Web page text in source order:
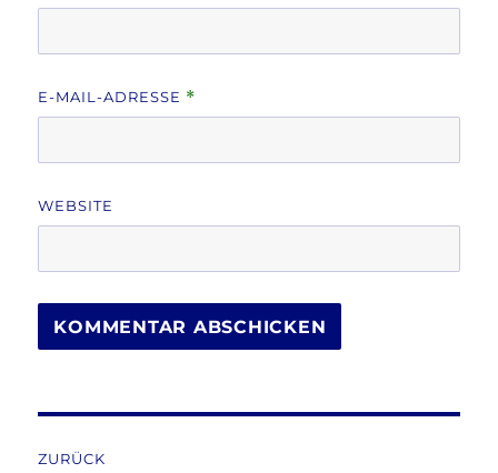
E-MAIL-ADRESSE *
WEBSITE
ZURÜCK